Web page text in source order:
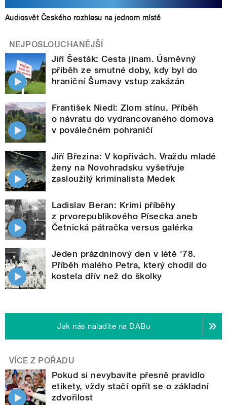
Audiosvět Českého rozhlasu na jednom místě
NEJPOSLOUCHANĚJŠÍ
Jiří Šesták: Cesta jinam. Úsměvný
příběh ze smutné doby, kdy byl do
hraniční Šumavy vstup zakázán
František Niedl: Zlom stínu. Příběh
o návratu do vydrancovaného domova
v poválečném pohraničí
Jiří Březina: V kopřivách. Vraždu mladé
ženy na Novohradsku vyšetřuje
zasloužilý kriminalista Medek
Ladislav Beran: Krimi příběhy
z prvorepublikového Písecka aneb
Četnická pátračka versus galérka
Jeden prázdninový den v létě '78.
Příběh malého Petra, který chodil do
kostela dřív než do školky
Jak nás naladíte na DABu
VÍCE Z POŘADU
Pokud si nevybavíte přesně pravidlo
etikety, vždy stačí opřít se o základní
zdvořilost